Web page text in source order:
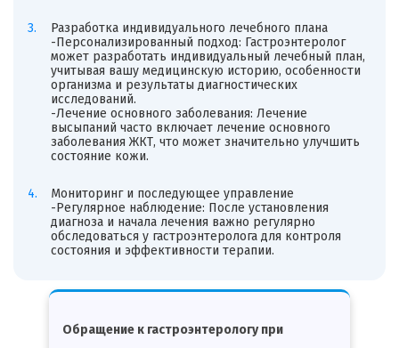
Разработка индивидуального лечебного плана
-Персонализированный подход: Гастроэнтеролог
может разработать индивидуальный лечебный план,
учитывая вашу медицинскую историю, особенности
организма и результаты диагностических
исследований.
-Лечение основного заболевания: Лечение
высыпаний часто включает лечение основного
заболевания ЖКТ, что может значительно улучшить
состояние кожи.
Мониторинг и последующее управление
-Регулярное наблюдение: После установления
диагноза и начала лечения важно регулярно
обследоваться у гастроэнтеролога для контроля
состояния и эффективности терапии.
Обращение к гастроэнтерологу при